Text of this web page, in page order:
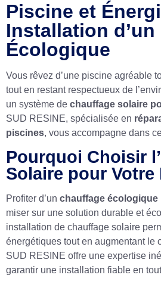
Piscine et
Installation
Écologique
Vous rêvez d’une piscine agréable
tout en restant respectueux de
un système de chauffage solaire
SUD RESINE, spécialisée en
piscines, vous accompagne dans
Pourquoi Choisir
Solaire pour Votre
Profiter d’un chauffage écologique
miser sur une solution durable et
installation de chauffage solaire
énergétiques tout en augmentant le
SUD RESINE offre une expertise
garantir une installation fiable en